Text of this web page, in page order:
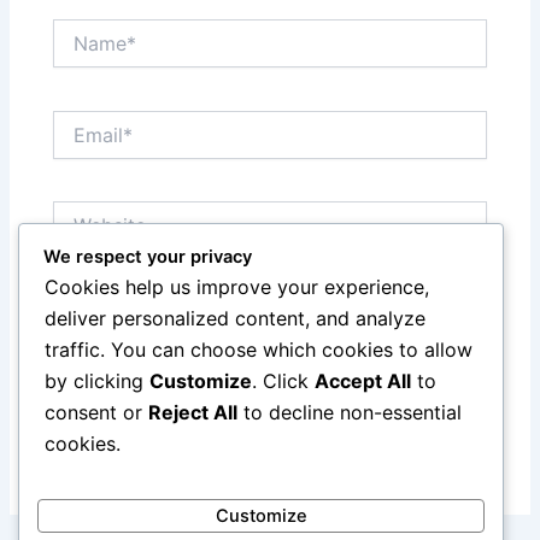
Save my name, email, and website in this browser
for the next time I comment.
We respect your privacy
Cookies help us improve your experience,
deliver personalized content, and analyze
traffic. You can choose which cookies to allow
by clicking Customize. Click Accept All to
consent or Reject All to decline non-essential
cookies.
Customize